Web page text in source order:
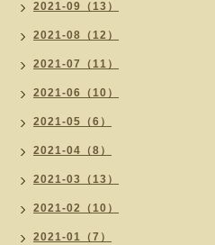
2021-09（13）
2021-08（12）
2021-07（11）
2021-06（10）
2021-05（6）
2021-04（8）
2021-03（13）
2021-02（10）
2021-01（7）